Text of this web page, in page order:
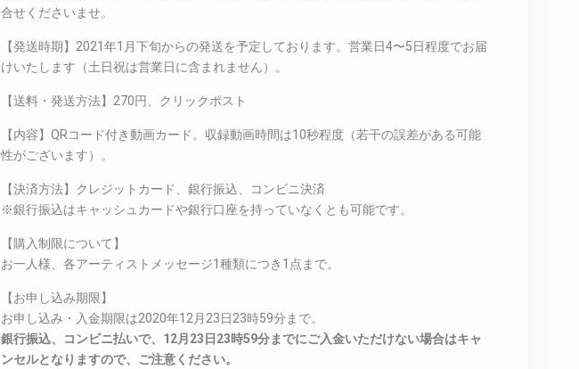
合せくださいませ。
【発送時期】2021年1月下旬からの発送を予定しております。営業日4〜5日程度でお届
けいたします（土日祝は営業日に含まれません）。
【送料・発送方法】270円、クリックポスト
【内容】QRコード付き動画カード。収録動画時間は10秒程度（若干の誤差がある可能
性がございます）。
【決済方法】クレジットカード、銀行振込、コンビニ決済
※銀行振込はキャッシュカードや銀行口座を持っていなくとも可能です。
【購入制限について】
お一人様、各アーティストメッセージ1種類につき1点まで。
【お申し込み期限】
お申し込み・入金期限は2020年12月23日23時59分まで。
銀行振込、コンビニ払いで、12月23日23時59分までにご入金いただけない場合はキャ
ンセルとなりますので、ご注意ください。